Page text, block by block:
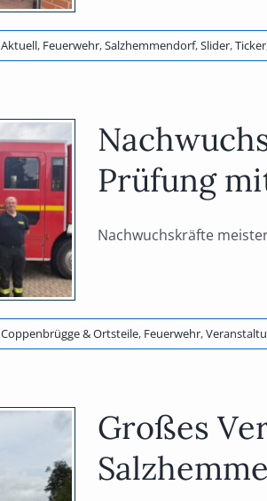
Aktuell, Feuerwehr,Salzhemmendorf,Slider,Ticker
Prüfung
Nachwuchskräfte
Coppenbrügge & Ortsteile, Feuerwehr,
Großes